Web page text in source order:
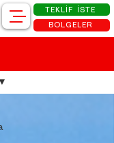
TEKLİF İSTE
BÖLGELER